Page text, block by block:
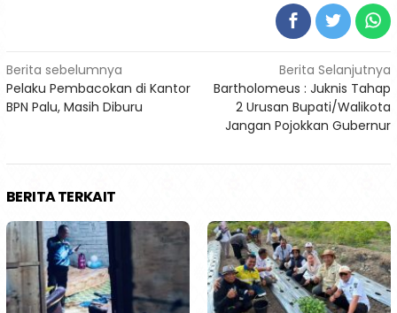
Navigasi
pos
Berita sebelumnya
Pelaku Pembacokan di Kantor
BPN Palu, Masih Diburu
Berita Selanjutnya
Bartholomeus : Juknis Tahap
2 Urusan Bupati/Walikota
Jangan Pojokkan Gubernur
BERITA TERKAIT